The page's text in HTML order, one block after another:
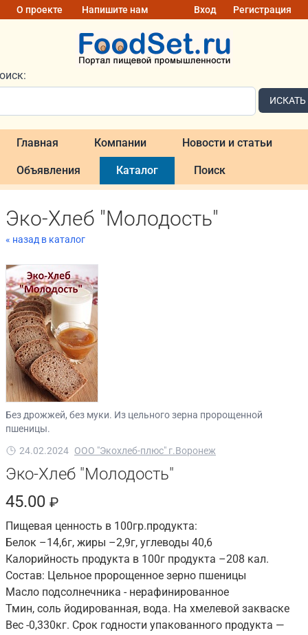
О проекте Напишите нам Вход Регистрация
ИСКАТЬ
Главная Компании Новости и статьи
Объявления Каталог Поиск
Эко-Хлеб "Молодость"
« назад в каталог
Без дрожжей, без муки. Из цельного зерна пророщенной
пшеницы.
24.02.2024 ООО "Экохлеб-плюс" г.Воронеж
Эко-Хлеб "Молодость"
45.00 ₽
Пищевая ценность в 100гр.продукта:
Белок –14,6г, жиры –2,9г, углеводы 40,6
Калорийность продукта в 100г продукта –208 кал.
Состав: Цельное пророщенное зерно пшеницы
Масло подсолнечника - нерафинированное
Тмин, соль йодированная, вода. На хмелевой закваске
Вес -0,330кг. Срок годности упакованного продукта —